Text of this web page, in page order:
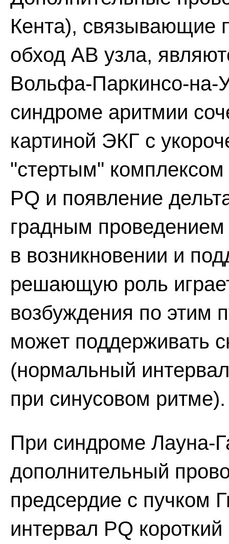
Кента), связывающие
обход АВ узла,
Вольфа-Паркинсо-на-
синдроме аритмии
картиной ЭКГ с
"стертым"
PQ и появление
градным
в возникновении и
решающую роль
возбуждения по этим
может поддерживать
(нормальный
при синусовом ритме).
При синдроме Лауна-
дополнительный
предсердие с пучком
интервал PQ